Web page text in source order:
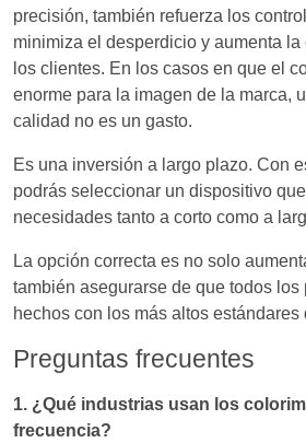
precisión, también refuerza los
minimiza el desperdicio y aumenta
los clientes. En los casos en que el
enorme para la imagen de la marca,
calidad no es un gasto.
Es una inversión a largo plazo. Con
podrás seleccionar un dispositivo
necesidades tanto a corto como a
La opción correcta es no solo
también asegurarse de que todos los
hechos con los más altos estándares
Preguntas frecuentes
1. ¿Qué industrias usan los
frecuencia?